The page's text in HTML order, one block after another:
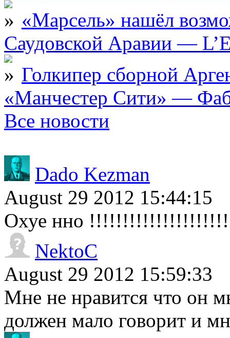
«Марсель» нашёл
Саудовской Аравии —
Голкипер сборной
«Манчестер Сити» —
Все новости
Dado Kezman
August 29 2012 15:44:15
Охуе нно
NektoC
August 29 2012 15:59:33
Мне не нравится что он
должен мало говорит и